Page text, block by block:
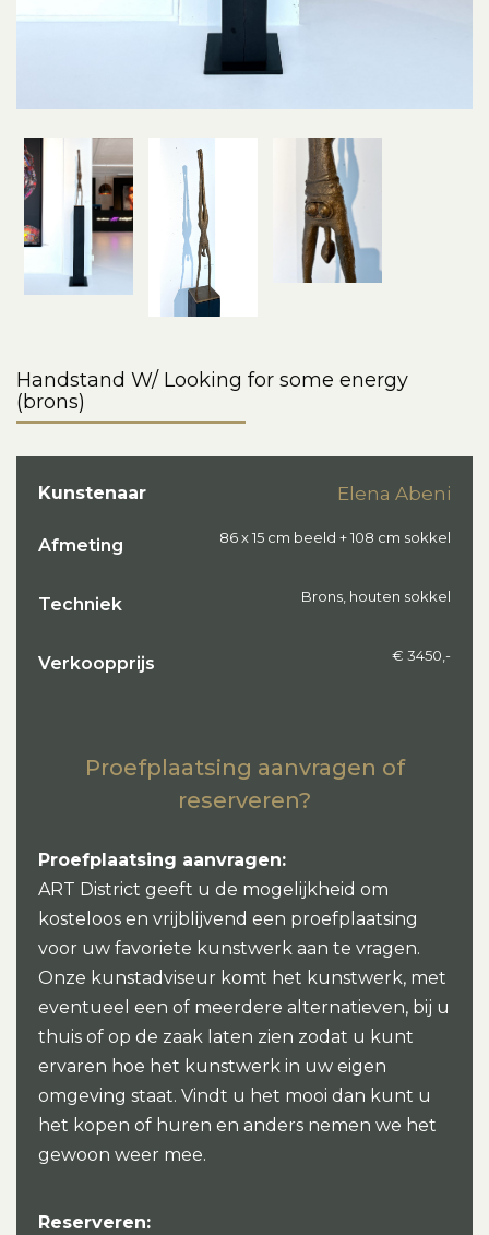
Handstand W/ Looking for some energy
(brons)
Kunstenaar Elena Abeni
Afmeting 86 x 15 cm beeld + 108 cm sokkel
Techniek Brons, houten sokkel
Verkoopprijs € 3450,-
Proefplaatsing aanvragen of
reserveren?
Proefplaatsing aanvragen:
ART District geeft u de mogelijkheid om
kosteloos en vrijblijvend een proefplaatsing
voor uw favoriete kunstwerk aan te vragen.
Onze kunstadviseur komt het kunstwerk, met
eventueel een of meerdere alternatieven, bij u
thuis of op de zaak laten zien zodat u kunt
ervaren hoe het kunstwerk in uw eigen
omgeving staat. Vindt u het mooi dan kunt u
het kopen of huren en anders nemen we het
gewoon weer mee.
Reserveren: